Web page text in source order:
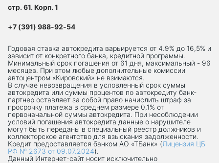
стр. 61. Корп. 1
+7 (391) 988-92-54
Годовая ставка автокредита варьируется от 4.9% до 16,5% и
зависит от конкретного банка, кредитной программы.
Минимальный срок погашения от 61 дня, максимальный - 96
месяцев. При этом любые дополнительные комиссии
автоцентром «Кировский» не взимаются.
В случае невозвращения в условленный срок суммы
автокредита или суммы процентов по автокредиту банк-
партнер оставляет за собой право начислить штраф за
просрочку платежа в среднем размере 0,1% от
первоначальной суммы автокредита. При несоблюдении
условий погашения автокредита данные о нарушителе
могут быть переданы в специальный реестр должников и
коллекторское агентство для взыскания задолженности.
Кредит предоставляется банком АО «ТБанк» (Лицензия ЦБ
РФ № 2673 от 09.07.2024).
Данный Интернет-сaйт носит исключительно